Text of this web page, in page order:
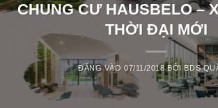
CHUNG CƯ HAUSBELO –
THỜI ĐẠI MỚI
ĐĂNG VÀO 07/11/2018 BỞIBDS